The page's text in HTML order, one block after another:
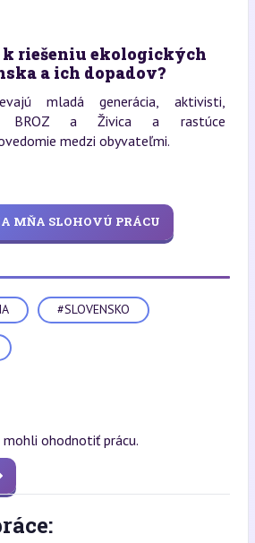
riešeniu ekologických
a ich dopadov?
mladá generácia, aktivisti,
BROZ a Živica a rastúce
medzi obyvateľmi.
MŇA SLOHOVÚ PRÁCU
#SLOVENSKO
ohodnotiť prácu.